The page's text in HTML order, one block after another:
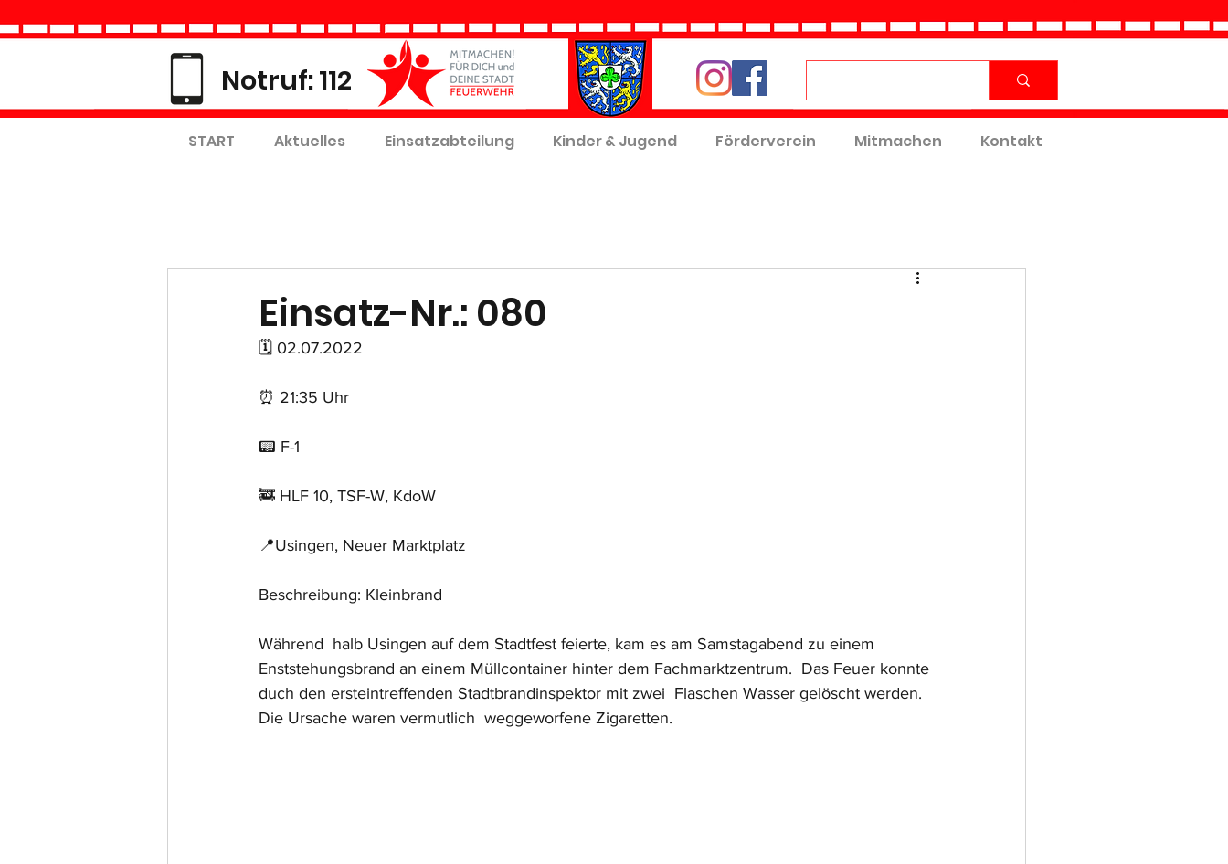
Notruf: 112
START Aktuelles Einsatzabteilung Kinder & Jugend Förderverein Mitmachen Kontakt
Einsatz-Nr.: 080
🗓 02.07.2022
⏰ 21:35 Uhr
📟 F-1
🚒 HLF 10, TSF-W, KdoW
📍Usingen, Neuer Marktplatz
Beschreibung: Kleinbrand
Während  halb Usingen auf dem Stadtfest feierte, kam es am Samstagabend zu einem
Enststehungsbrand an einem Müllcontainer hinter dem Fachmarktzentrum.  Das Feuer konnte
duch den ersteintreffenden Stadtbrandinspektor mit zwei  Flaschen Wasser gelöscht werden.
Die Ursache waren vermutlich  weggeworfene Zigaretten.